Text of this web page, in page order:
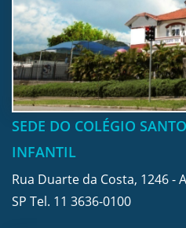
SEDE DO COLÉGIO
INFANTIL
Rua Duarte da Costa, 1246 -
SP Tel. 11 3636-0100